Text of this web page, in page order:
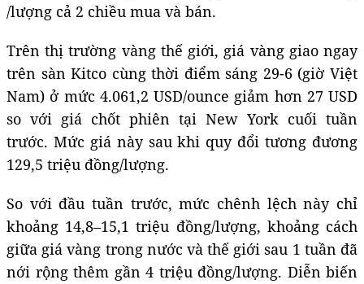
/lượng cả 2 chiều mua và bán.
Trên thị trường vàng thế giới, giá vàng giao ngay
trên sàn Kitco cùng thời điểm sáng 29-6 (giờ Việt
Nam) ở mức 4.061,2 USD/ounce giảm hơn 27 USD
so với giá chốt phiên tại New York cuối tuần
trước. Mức giá này sau khi quy đổi tương đương
129,5 triệu đồng/lượng.
So với đầu tuần trước, mức chênh lệch này chỉ
khoảng 14,8–15,1 triệu đồng/lượng, khoảng cách
giữa giá vàng trong nước và thế giới sau 1 tuần đã
nới rộng thêm gần 4 triệu đồng/lượng. Diễn biến